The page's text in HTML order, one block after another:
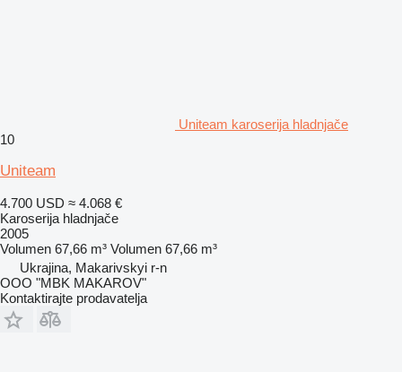
Uniteam karoserija hladnjače
10
Uniteam
4.700 USD ≈ 4.068 €
Karoserija hladnjače
2005
Volumen 67,66 m³ Volumen 67,66 m³
Ukrajina, Makarivskyi r-n
OOO "MBK MAKAROV"
Kontaktirajte prodavatelja